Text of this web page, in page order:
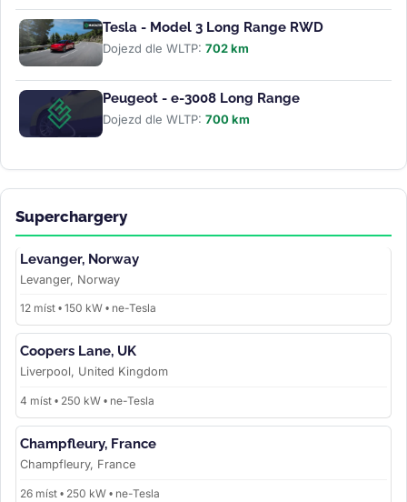
Tesla - Model 3 Long Range RWD
Dojezd dle WLTP: 702 km
Peugeot - e-3008 Long Range
Dojezd dle WLTP: 700 km
Superchargery
Levanger, Norway
Levanger, Norway
12 míst • 150 kW • ne-Tesla
Coopers Lane, UK
Liverpool, United Kingdom
4 míst • 250 kW • ne-Tesla
Champfleury, France
Champfleury, France
26 míst • 250 kW • ne-Tesla